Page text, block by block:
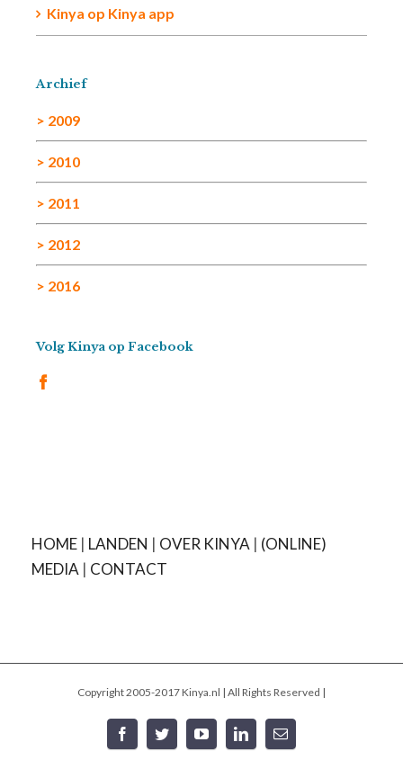
Kinya op Kinya app
Archief
> 2009
> 2010
> 2011
> 2012
> 2016
Volg Kinya op Facebook
HOME| LANDEN | OVER KINYA| (ONLINE)
MEDIA| CONTACT
Copyright 2005-2017 Kinya.nl | All Rights Reserved |